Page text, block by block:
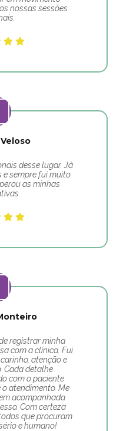
nossas sessões
desse lugar. Já
e sempre fui muito
as minhas
registrar minha
com a clínica. Fui
atenção e
Cada detalhe
com o paciente
atendimento. Me
acompanhada
Com certeza
que procuram
e humano!